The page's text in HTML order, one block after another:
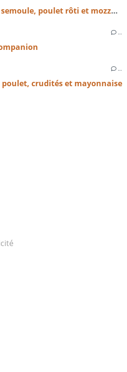
Salade gourmande de semoule, poulet rôti et mozzarella
…
…
crudités et mayonnaise